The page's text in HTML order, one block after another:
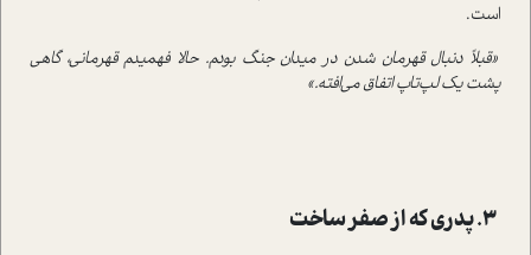
است.
«قبلاً دنبال قهرمان شدن در میدان جنگ بودم. حالا فهمیدم قهرمانی، گاهی
پشت یک لپ‌تاپ اتفاق می‌افته.»